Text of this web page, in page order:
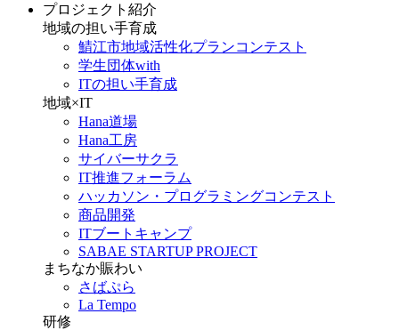
プロジェクト紹介
地域の担い手育成
鯖江市地域活性化プランコンテスト
学生団体with
ITの担い手育成
地域×IT
Hana道場
Hana工房
サイバーサクラ
IT推進フォーラム
ハッカソン・プログラミングコンテスト
商品開発
ITブートキャンプ
SABAE STARTUP PROJECT
まちなか賑わい
さばぷら
La Tempo
研修